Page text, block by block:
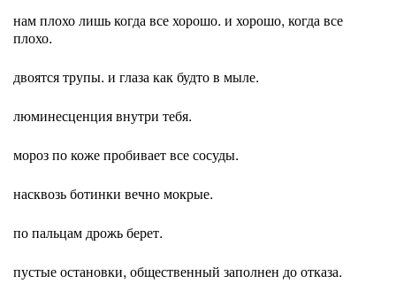
нам плохо лишь когда все хорошо. и хорошо, когда все
плохо.
двоятся трупы. и глаза как будто в мыле.
люминесценция внутри тебя.
мороз по коже пробивает все сосуды.
насквозь ботинки вечно мокрые.
по пальцам дрожь берет.
пустые остановки, общественный заполнен до отказа.